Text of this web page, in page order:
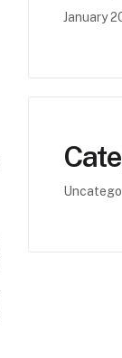
January